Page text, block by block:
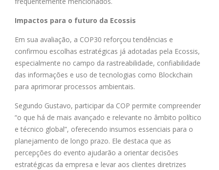
Impactos para o futuro da Ecossis
Em sua avaliação, a COP30 reforçou tendências e
confirmou escolhas estratégicas já adotadas pela Ecossis,
especialmente no campo da rastreabilidade, confiabilidade
das informações e uso de tecnologias como Blockchain
para aprimorar processos ambientais.
Segundo Gustavo, participar da COP permite compreender
“o que há de mais avançado e relevante no âmbito político
e técnico global”, oferecendo insumos essenciais para o
planejamento de longo prazo. Ele destaca que as
percepções do evento ajudarão a orientar decisões
estratégicas da empresa e levar aos clientes diretrizes